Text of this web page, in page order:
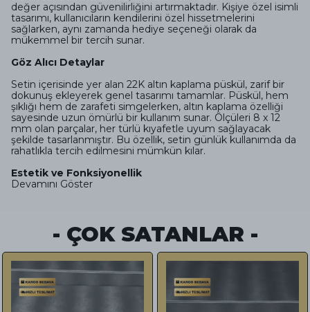
değer açısından güvenilirliğini artırmaktadır. Kişiye özel isimli
tasarımı, kullanıcıların kendilerini özel hissetmelerini
sağlarken, aynı zamanda hediye seçeneği olarak da
mükemmel bir tercih sunar.
Göz Alıcı Detaylar
Setin içerisinde yer alan 22K altın kaplama püskül, zarif bir
dokunuş ekleyerek genel tasarımı tamamlar. Püskül, hem
şıklığı hem de zarafeti simgelerken, altın kaplama özelliği
sayesinde uzun ömürlü bir kullanım sunar. Ölçüleri 8 x 12
mm olan parçalar, her türlü kıyafetle uyum sağlayacak
şekilde tasarlanmıştır. Bu özellik, setin günlük kullanımda da
rahatlıkla tercih edilmesini mümkün kılar.
Estetik ve Fonksiyonellik
Devamını Göster
- ÇOK SATANLAR -